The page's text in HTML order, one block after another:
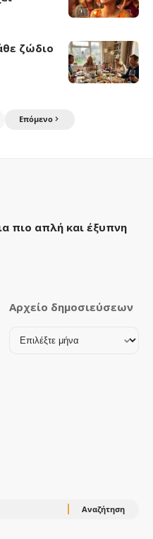
ζώδιο
Επόμενο
πιο απλή και έξυπνη
Αρχείο δημοσιεύσεων
Αρχείο